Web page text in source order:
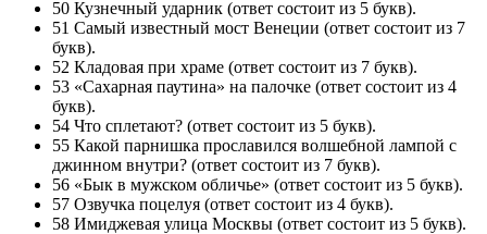
50 Кузнечный ударник (ответ состоит из 5 букв).
51 Самый известный мост Венеции (ответ состоит из 7
букв).
52 Кладовая при храме (ответ состоит из 7 букв).
53 «Сахарная паутина» на палочке (ответ состоит из 4
букв).
54 Что сплетают? (ответ состоит из 5 букв).
55 Какой парнишка прославился волшебной лампой с
джинном внутри? (ответ состоит из 7 букв).
56 «Бык в мужском обличье» (ответ состоит из 5 букв).
57 Озвучка поцелуя (ответ состоит из 4 букв).
58 Имиджевая улица Москвы (ответ состоит из 5 букв).